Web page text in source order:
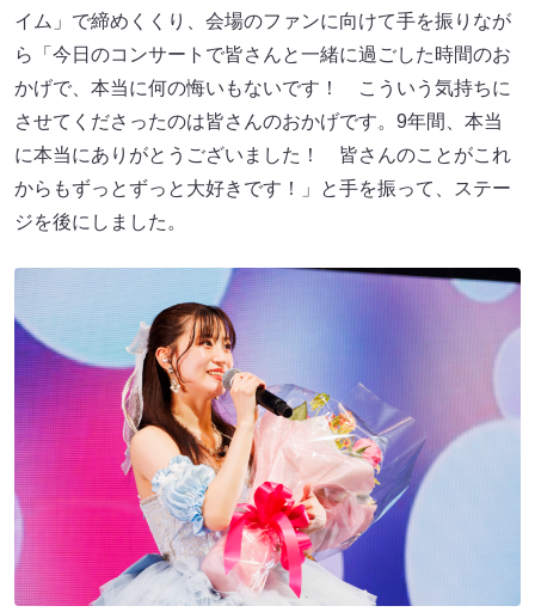
イム」で締めくくり、会場のファンに向けて手を振りなが
ら「今日のコンサートで皆さんと一緒に過ごした時間のお
かげで、本当に何の悔いもないです！ こういう気持ちに
させてくださったのは皆さんのおかげです。9年間、本当
に本当にありがとうございました！ 皆さんのことがこれ
からもずっとずっと大好きです！」と手を振って、ステー
ジを後にしました。